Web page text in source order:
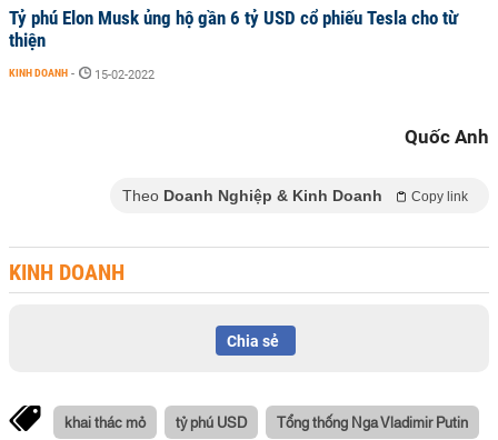
Tỷ phú Elon Musk ủng hộ gần 6 tỷ USD cổ phiếu Tesla cho từ
thiện
KINH DOANH - 15-02-2022
Quốc Anh
Theo Doanh Nghiệp & Kinh Doanh Copy link
KINH DOANH
Chia sẻ
khai thác mỏ tỷ phú USD Tổng thống Nga Vladimir Putin